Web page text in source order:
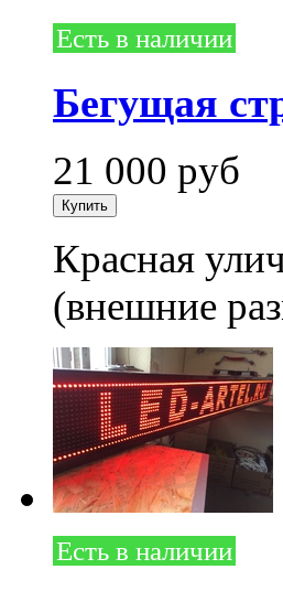
Есть в наличии
Бегущая
21 000 руб
Красная
(внешние
Есть в наличии